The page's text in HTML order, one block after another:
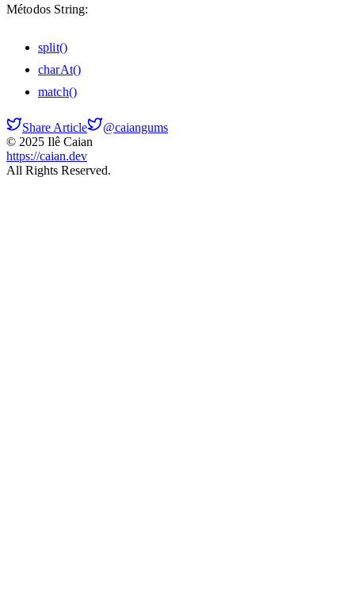
Métodos String:
split()
charAt()
match()
Share Article
@caiangums
© 2025 Ilê Caian
https://caian.dev
All Rights Reserved.